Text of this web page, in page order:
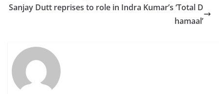
Sanjay Dutt reprises to role in Indra Kumar’s ‘Total D
hamaal’